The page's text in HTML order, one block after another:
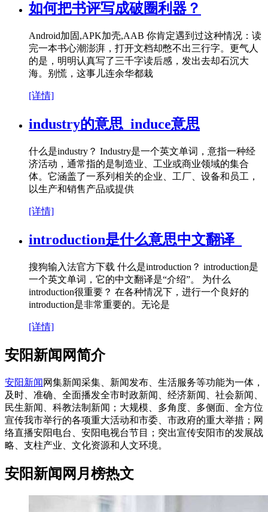
如何把书评写成破圈利器？
Android加固,APK加壳,AAB 你肯定遇到过这种情况：读
完一本书心潮澎湃，打开文档却憋不出三行字。更气人
的是，明明认真写了三千字读后感，发出去却石沉大
海。别慌，这事儿连余华都栽
[详情]
industry的意思_induce意思
什么是industry？ Industry是一个英文单词，意指一种经
济活动，通常指的是制造业、工业或商业领域的集合
体。它涵盖了一系列相关的企业、工厂、设备和员工，
以生产和销售产品或提供
[详情]
introduction是什么意思中文翻译_
搜狗输入法官方下载 什么是introduction？ introduction是
一个英文单词，它的中文翻译是“介绍”。 为什么
introduction很重要？ 在各种情况下，进行一个良好的
introduction是非常重要的。无论是
[详情]
安阳新闻网简介
安阳新闻 网集新闻采集、新闻发布、生活服务等功能为一体，
及时、准确、全面播发全市时政新闻、经济新闻、社会新闻、
民生新闻、科教法制新闻；大规模、多角度、多侧面、全方位
宣传我市举行的各项重大活动和市委、市政府的重大举措；网
络直播安阳电台、安阳电视台节目；突出宣传安阳市的发展战
略、支柱产业、文化资源和人文环境。
安阳新闻网月榜热文